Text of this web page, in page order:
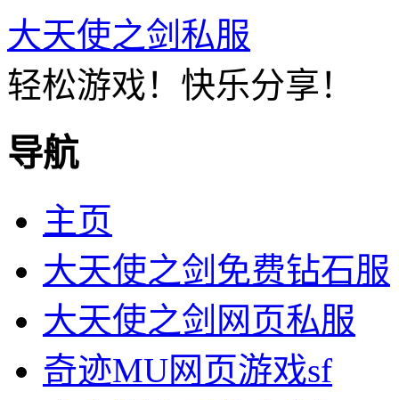
大天使之剑私服
轻松游戏！快乐分享！
导航
主页
大天使之剑免费钻石服
大天使之剑网页私服
奇迹MU网页游戏sf